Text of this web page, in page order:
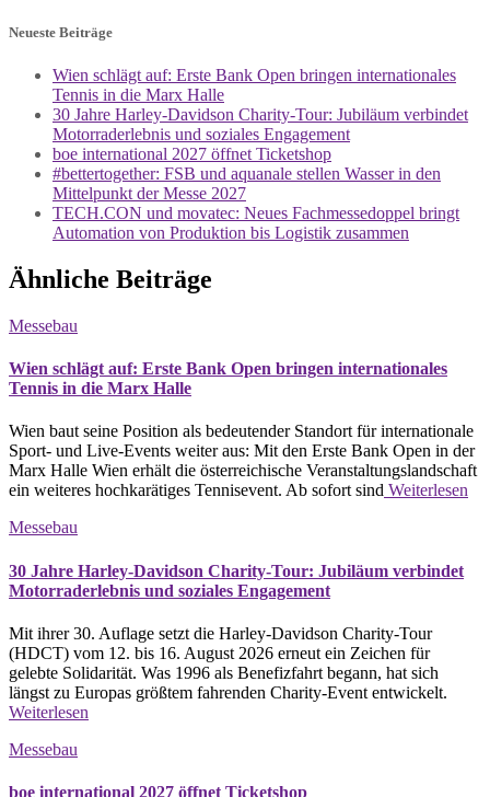
Neueste Beiträge
Wien schlägt auf: Erste Bank Open bringen internationales
Tennis in die Marx Halle
30 Jahre Harley-Davidson Charity-Tour: Jubiläum verbindet
Motorraderlebnis und soziales Engagement
boe international 2027 öffnet Ticketshop
#bettertogether: FSB und aquanale stellen Wasser in den
Mittelpunkt der Messe 2027
TECH.CON und movatec: Neues Fachmessedoppel bringt
Automation von Produktion bis Logistik zusammen
Ähnliche Beiträge
Messebau
Wien schlägt auf: Erste Bank Open bringen internationales
Tennis in die Marx Halle
Wien baut seine Position als bedeutender Standort für internationale
Sport- und Live-Events weiter aus: Mit den Erste Bank Open in der
Marx Halle Wien erhält die österreichische Veranstaltungslandschaft
ein weiteres hochkarätiges Tennisevent. Ab sofort sind Weiterlesen
Messebau
30 Jahre Harley-Davidson Charity-Tour: Jubiläum verbindet
Motorraderlebnis und soziales Engagement
Mit ihrer 30. Auflage setzt die Harley-Davidson Charity-Tour
(HDCT) vom 12. bis 16. August 2026 erneut ein Zeichen für
gelebte Solidarität. Was 1996 als Benefizfahrt begann, hat sich
längst zu Europas größtem fahrenden Charity-Event entwickelt.
Weiterlesen
Messebau
boe international 2027 öffnet Ticketshop